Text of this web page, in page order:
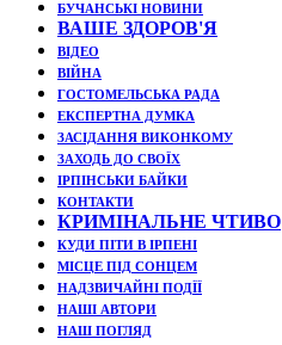
БУЧАНСЬКІ НОВИНИ
ВАШЕ ЗДОРОВ'Я
ВІДЕО
ВІЙНА
ГОСТОМЕЛЬСЬКА РАДА
ЕКСПЕРТНА ДУМКА
ЗАСІДАННЯ ВИКОНКОМУ
ЗАХОДЬ ДО СВОЇХ
ІРПІНСЬКИ БАЙКИ
КОНТАКТИ
КРИМІНАЛЬНЕ ЧТИВО
КУДИ ПІТИ В ІРПЕНІ
МІСЦЕ ПІД СОНЦЕМ
НАДЗВИЧАЙНІ ПОДЇЇ
НАШІ АВТОРИ
НАШ ПОГЛЯД